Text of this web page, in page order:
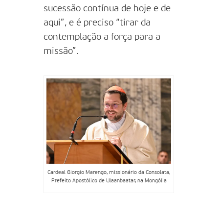
sucessão contínua de hoje e de
aqui”, e é preciso “tirar da
contemplação a força para a
missão”.
Cardeal Giorgio Marengo, missionário da Consolata,
Prefeito Apostólico de Ulaanbaatar, na Mongólia